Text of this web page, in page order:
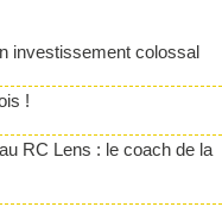
investissement colossal
!
RC Lens : le coach de la